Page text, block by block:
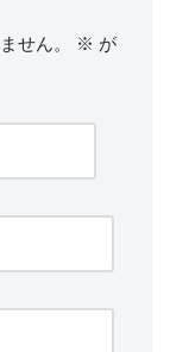
せん。 ※ が